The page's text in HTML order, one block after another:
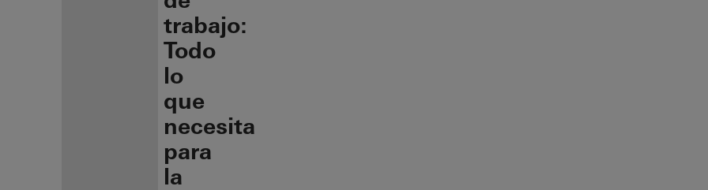
trabajo:
Todo
lo
que
necesita
para
la